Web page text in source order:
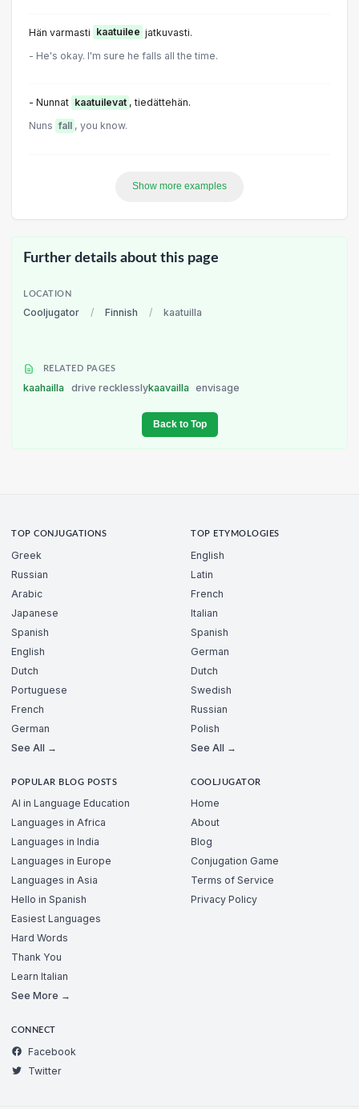
Hän varmasti kaatuilee jatkuvasti.
- He's okay. I'm sure he falls all the time.
- Nunnat kaatuilevat , tiedättehän.
Nuns fall , you know.
Show more examples
Further details about this page
LOCATION
Cooljugator / Finnish / kaatuilla
RELATED PAGES
kaahailla drive recklesslykaavailla envisage
Back to Top
TOP CONJUGATIONS
Greek
Russian
Arabic
Japanese
Spanish
English
Dutch
Portuguese
French
German
See All →
TOP ETYMOLOGIES
English
Latin
French
Italian
Spanish
German
Dutch
Swedish
Russian
Polish
See All →
POPULAR BLOG POSTS
AI in Language Education
Languages in Africa
Languages in India
Languages in Europe
Languages in Asia
Hello in Spanish
Easiest Languages
Hard Words
Thank You
Learn Italian
See More →
COOLJUGATOR
Home
About
Blog
Conjugation Game
Terms of Service
Privacy Policy
CONNECT
Facebook
Twitter